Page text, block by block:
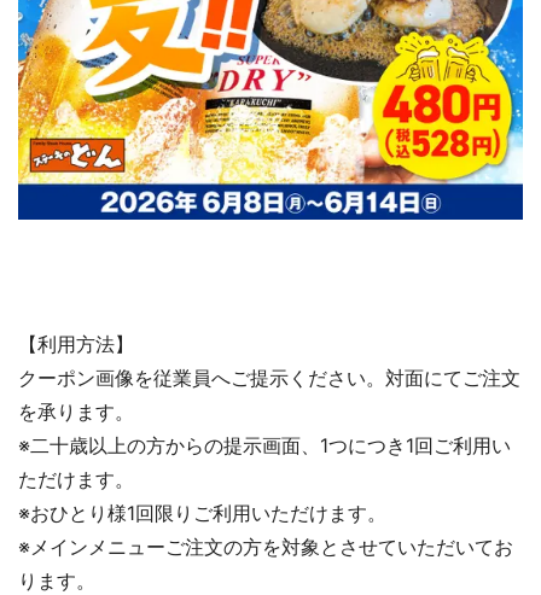
【利用方法】
クーポン画像を従業員へご提示ください。対面にてご注文
を承ります。
※二十歳以上の方からの提示画面、1つにつき1回ご利用い
ただけます。
※おひとり様1回限りご利用いただけます。
※メインメニューご注文の方を対象とさせていただいてお
ります。